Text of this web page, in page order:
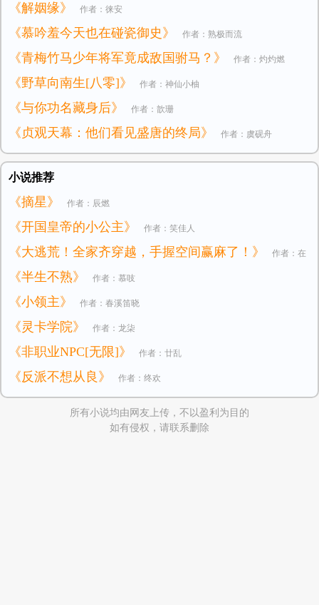
《解姻缘》 作者：徕安
《慕吟羞今天也在碰瓷御史》 作者：熟极而流
《青梅竹马少年将军竟成敌国驸马？》 作者：灼灼燃
《野草向南生[八零]》 作者：神仙小柚
《与你功名藏身后》 作者：歆珊
《贞观天幕：他们看见盛唐的终局》 作者：虞砚舟
小说推荐
《摘星》 作者：辰燃
《开国皇帝的小公主》 作者：笑佳人
《大逃荒！全家齐穿越，手握空间赢麻了！》 作者：在
逃小公主
《半生不熟》 作者：慕吱
《小领主》 作者：春溪笛晓
《灵卡学院》 作者：龙柒
《非职业NPC[无限]》 作者：廿乱
《反派不想从良》 作者：终欢
所有小说均由网友上传，不以盈利为目的
如有侵权，请联系删除